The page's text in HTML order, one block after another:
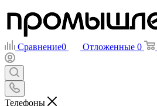
Сравнение0 Отложенные 0
Телефоны